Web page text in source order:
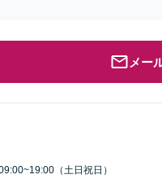
メー
（土日祝日）